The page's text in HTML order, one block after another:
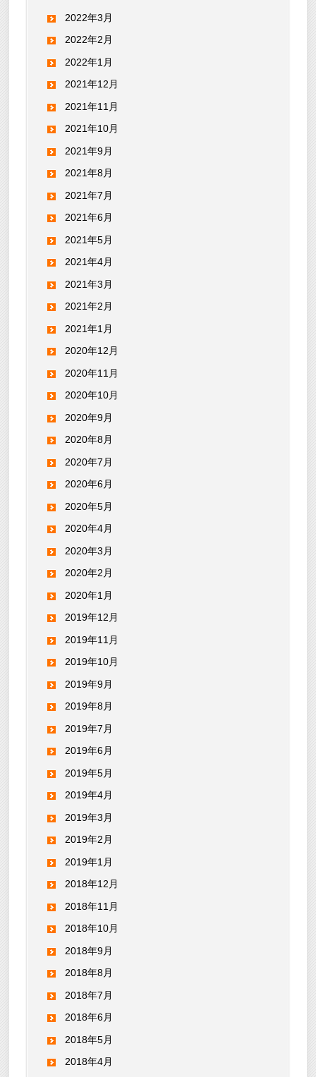
2022年3月
2022年2月
2022年1月
2021年12月
2021年11月
2021年10月
2021年9月
2021年8月
2021年7月
2021年6月
2021年5月
2021年4月
2021年3月
2021年2月
2021年1月
2020年12月
2020年11月
2020年10月
2020年9月
2020年8月
2020年7月
2020年6月
2020年5月
2020年4月
2020年3月
2020年2月
2020年1月
2019年12月
2019年11月
2019年10月
2019年9月
2019年8月
2019年7月
2019年6月
2019年5月
2019年4月
2019年3月
2019年2月
2019年1月
2018年12月
2018年11月
2018年10月
2018年9月
2018年8月
2018年7月
2018年6月
2018年5月
2018年4月